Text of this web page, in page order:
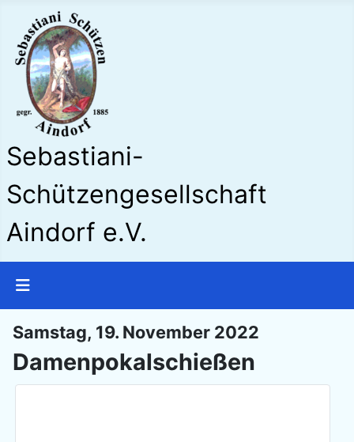
Sebastiani-
Schützengesellschaft
Aindorf e.V.
Samstag, 19. November 2022
Damenpokalschießen